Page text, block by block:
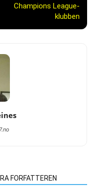
Champions League-
klubben
FORFATTEREN